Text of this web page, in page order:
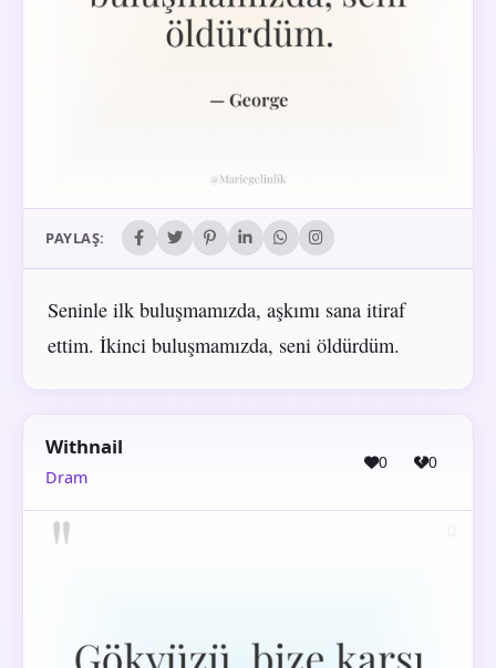
PAYLAŞ:
Seninle ilk buluşmamızda, aşkımı sana itiraf
ettim. İkinci buluşmamızda, seni öldürdüm.
Withnail
Dram
0 0